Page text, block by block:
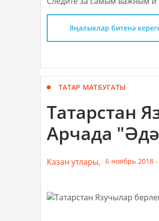
Яңалыклар битенә
ТАТАР МАТБУГАТЫ
Татарстан
Арчада
Казан утлары, 6 ноябрь 2018